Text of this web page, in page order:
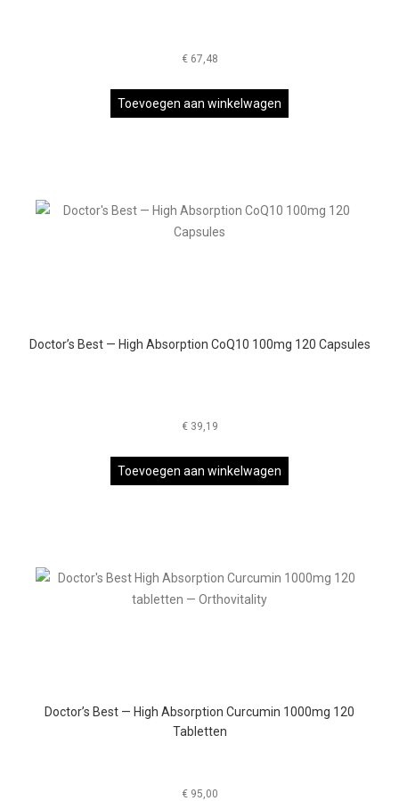
€67,48
Toevoegen aan winkelwagen
Doctor’s Best — High Absorption CoQ10 100mg 120 Capsules
€39,19
Toevoegen aan winkelwagen
Doctor’s Best — High Absorption Curcumin 1000mg 120
Tabletten
€95,00